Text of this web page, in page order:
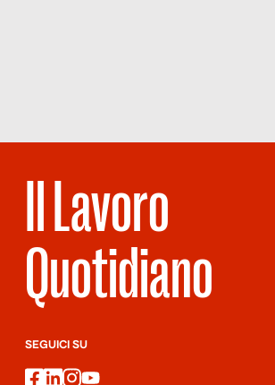
Il Lavoro
Quotidiano
SEGUICI SU
facebook
linkedin
instagram
youtube